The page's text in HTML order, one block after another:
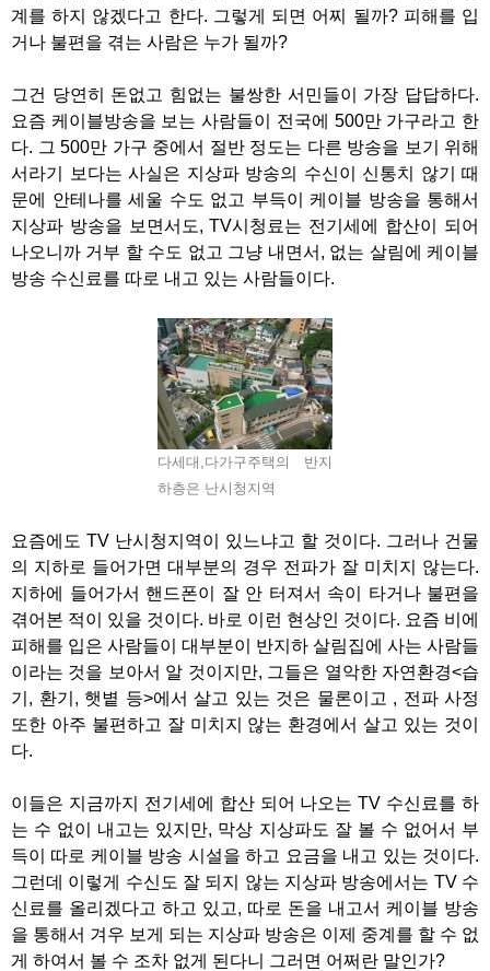
계를 하지 않겠다고 한다. 그렇게 되면 어찌 될까? 피해를 입
거나 불편을 겪는 사람은 누가 될까?
그건 당연히 돈없고 힘없는 불쌍한 서민들이 가장 답답하다.
요즘 케이블방송을 보는 사람들이 전국에 500만 가구라고 한
다. 그 500만 가구 중에서 절반 정도는 다른 방송을 보기 위해
서라기 보다는 사실은 지상파 방송의 수신이 신통치 않기 때
문에 안테나를 세울 수도 없고 부득이 케이블 방송을 통해서
지상파 방송을 보면서도, TV시청료는 전기세에 합산이 되어
나오니까 거부 할 수도 없고 그냥 내면서, 없는 살림에 케이블
방송 수신료를 따로 내고 있는 사람들이다.
다세대,다가구주택의 반지
하층은 난시청지역
요즘에도 TV 난시청지역이 있느냐고 할 것이다. 그러나 건물
의 지하로 들어가면 대부분의 경우 전파가 잘 미치지 않는다.
지하에 들어가서 핸드폰이 잘 안 터져서 속이 타거나 불편을
겪어본 적이 있을 것이다. 바로 이런 현상인 것이다. 요즘 비에
피해를 입은 사람들이 대부분이 반지하 살림집에 사는 사람들
이라는 것을 보아서 알 것이지만, 그들은 열악한 자연환경<습
기, 환기, 햇볕 등>에서 살고 있는 것은 물론이고 , 전파 사정
또한 아주 불편하고 잘 미치지 않는 환경에서 살고 있는 것이
다.
이들은 지금까지 전기세에 합산 되어 나오는 TV 수신료를 하
는 수 없이 내고는 있지만, 막상 지상파도 잘 볼 수 없어서 부
득이 따로 케이블 방송 시설을 하고 요금을 내고 있는 것이다.
그런데 이렇게 수신도 잘 되지 않는 지상파 방송에서는 TV 수
신료를 올리겠다고 하고 있고, 따로 돈을 내고서 케이블 방송
을 통해서 겨우 보게 되는 지상파 방송은 이제 중계를 할 수 없
게 하여서 볼 수 조차 없게 된다니 그러면 어쩌란 말인가?